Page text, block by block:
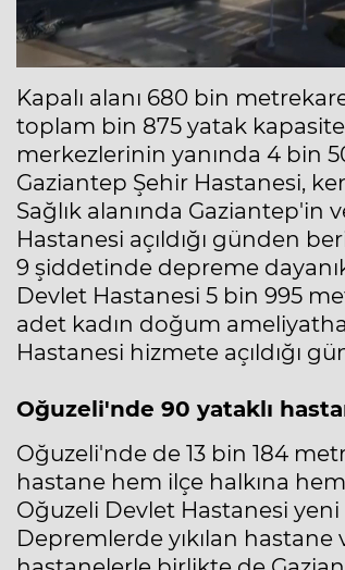
Kapalı alanı 680 bin
toplam bin 875 yatak
merkezlerinin yanında 4 bin
Gaziantep Şehir Hastanesi,
Sağlık alanında
Hastanesi açıldığı günden
9 şiddetinde depreme
Devlet Hastanesi 5 bin 995
adet kadın doğum
Hastanesi hizmete açıldığı
Oğuzeli'nde 90 yataklı
Oğuzeli'nde de 13 bin 184
hastane hem ilçe halkına
Oğuzeli Devlet Hastanesi
Depremlerde yıkılan hastane